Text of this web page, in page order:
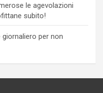
le agevolazioni
subito!
giornaliero per non